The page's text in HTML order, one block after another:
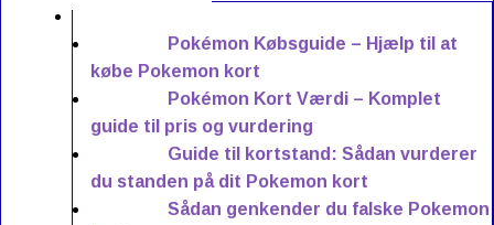
Pokémon Købsguide – Hjælp til at
købe Pokemon kort
Pokémon Kort Værdi – Komplet
guide til pris og vurdering
Guide til kortstand: Sådan vurderer
du standen på dit Pokemon kort
Sådan genkender du falske Pokemon